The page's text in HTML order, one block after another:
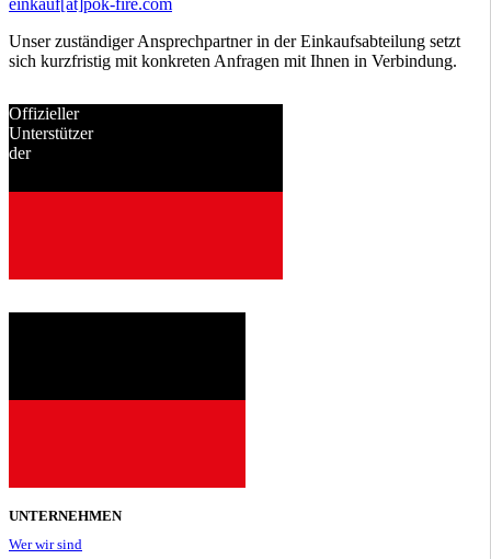
Unser zuständiger Ansprechpartner in der Einkaufsabteilung setzt
sich kurzfristig mit konkreten Anfragen mit Ihnen in Verbindung.
Offizieller
Unterstützer
der
UNTERNEHMEN
Wer wir sind